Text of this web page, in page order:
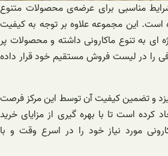
مناسبی برای عرضه‌ی محصولات متنوع
است. این مجموعه علاوه بر توجه به کیفیت
ای به تنوع ماکارونی داشته و محصولات پر
را در لیست فروش مستقیم خود قرار داده
و تضمین کیفیت آن توسط این مرکز فرصت
کرده است تا با بهره گیری از مزایای خرید
مورد نیاز خود را در اسرع وقت و با